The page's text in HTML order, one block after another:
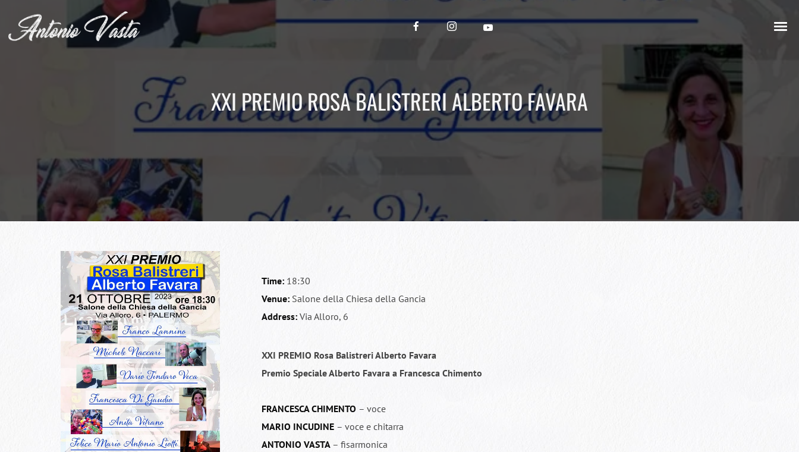
XXI PREMIO ROSA BALISTRERI ALBERTO FAVARA
Time:18:30
Venue:Salone della Chiesa della Gancia
Address:Via Alloro, 6
XXI PREMIO Rosa Balistreri Alberto Favara
Premio Speciale Alberto Favara a Francesca Chimento
FRANCESCA CHIMENTO – voce
MARIO INCUDINE – voce e chitarra
ANTONIO VASTA – fisarmonica